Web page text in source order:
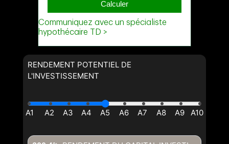
RENDEMENT POTENTIEL DE
L'INVESTISSEMENT